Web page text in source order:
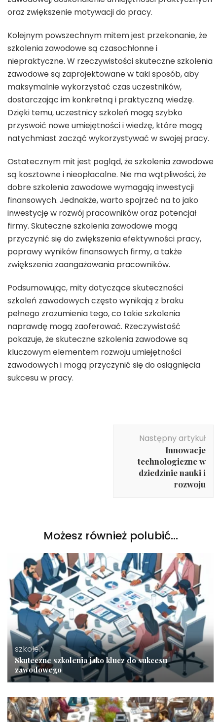
oraz zwiększenie motywacji do pracy.
Kolejnym powszechnym mitem jest przekonanie, że
szkolenia zawodowe są czasochłonne i
niepraktyczne. W rzeczywistości skuteczne szkolenia
zawodowe są zaprojektowane w taki sposób, aby
maksymalnie wykorzystać czas uczestników,
dostarczając im konkretną i praktyczną wiedzę.
Dzięki temu, uczestnicy szkoleń mogą szybko
przyswoić nowe umiejętności i wiedzę, które mogą
natychmiast zacząć wykorzystywać w swojej pracy.
Ostatecznym mit jest pogląd, że szkolenia zawodowe
są kosztowne i nieopłacalne. Nie ma wątpliwości, że
dobre szkolenia zawodowe wymagają inwestycji
finansowych. Jednakże, warto spojrzeć na to jako
inwestycję w rozwój pracowników oraz potencjał
firmy. Skuteczne szkolenia zawodowe mogą
przyczynić się do zwiększenia efektywności pracy,
poprawy wyników finansowych firmy, a także
zwiększenia zaangażowania pracowników.
Podsumowując, mity dotyczące skuteczności
szkoleń zawodowych często wynikają z braku
pełnego zrozumienia tego, co takie szkolenia
naprawdę mogą zaoferować. Rzeczywistość
pokazuje, że skuteczne szkolenia zawodowe są
kluczowym elementem rozwoju umiejętności
zawodowych i mogą przyczynić się do osiągnięcia
sukcesu w pracy.
Następny artykuł
Innowacje
technologiczne w
dziedzinie nauki i
rozwoju
Możesz również polubić…
szkoleń
Skuteczne szkolenia jako klucz do sukcesu
zawodowego